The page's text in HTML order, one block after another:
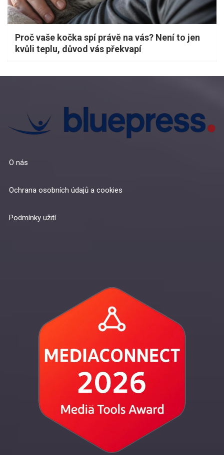
Proč vaše kočka spí právě na vás? Není to jen
kvůli teplu, důvod vás překvapí
O nás
Ochrana osobních údajů a cookies
Podmínky užití